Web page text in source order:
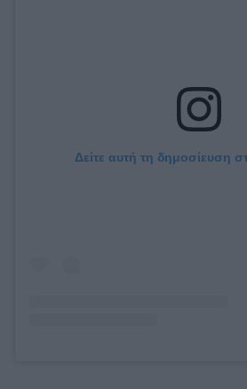
Δείτε αυτή τη δημοσίευση